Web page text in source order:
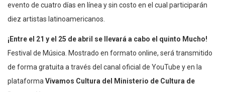
evento de cuatro días en línea y sin costo en el cual participarán
diez artistas latinoamericanos.
¡Entre el 21 y el 25 de abril se llevará a cabo el quinto Mucho!
Festival de Música. Mostrado en formato online, será transmitido
de forma gratuita a través del canal oficial de YouTube y en la
plataforma Vivamos Cultura del Ministerio de Cultura de